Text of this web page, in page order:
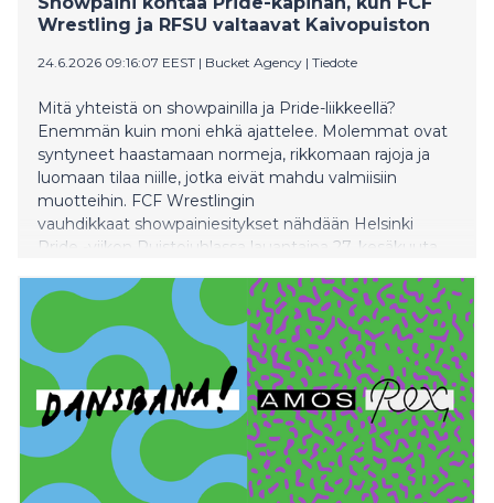
Wrestling ja RFSU valtaavat Kaivopuiston
24.6.2026 09:16:07 EEST | Bucket Agency | Tiedote
Mitä yhteistä on showpainilla ja Pride-liikkeellä?
Enemmän kuin moni ehkä ajattelee. Molemmat ovat
syntyneet haastamaan normeja, rikkomaan rajoja ja
luomaan tilaa niille, jotka eivät mahdu valmiisiin
muotteihin. FCF Wrestlingin
vauhdikkaat showpainiesitykset nähdään Helsinki
Pride -viikon Puistojuhlassa lauantaina 27. kesäkuuta